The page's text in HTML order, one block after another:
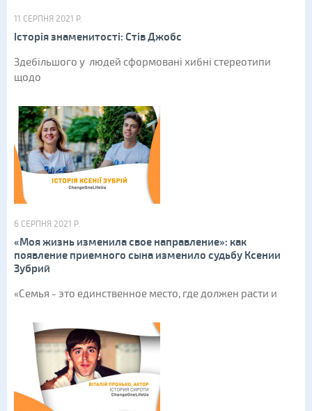
11 СЕРПНЯ 2021 Р.
Історія знаменитості: Стів Джобс
Здебільшого у людей сформовані хибні стереотипи
щодо
6 СЕРПНЯ 2021 Р.
«Моя жизнь изменила свое направление»: как
появление приемного сына изменило судьбу Ксении
Зубрий
«Семья - это единственное место, где должен расти и